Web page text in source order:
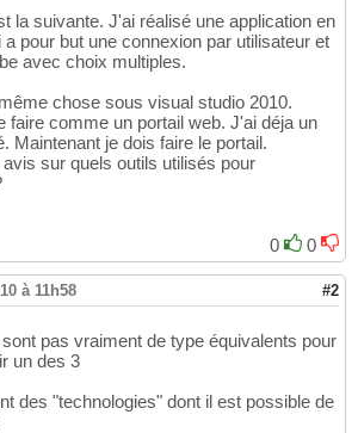
la suivante. J'ai réalisé une application en
pour but une connexion par utilisateur et
avec choix multiples.
chose sous visual studio 2010.
faire comme un portail web. J'ai déja un
Maintenant je dois faire le portail.
sur quels outils utilisés pour
0
0
à 11h58 #2
pas vraiment de type équivalents pour
un des 3
des "technologies" dont il est possible de